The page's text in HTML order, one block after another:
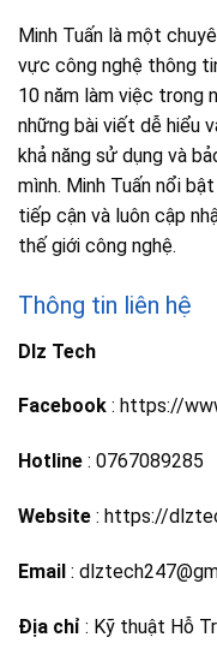
Minh Tuấn là một
vực công nghệ thông
10 năm làm việc trong
những bài viết dễ hiểu
khả năng sử dụng và
mình. Minh Tuấn nổi
tiếp cận và luôn cập
thế giới công nghệ.
Thông tin liên hệ
Dlz Tech
Facebook : https://
Hotline : 0767089285
Website : https://
Email :
Địa chỉ : Kỹ thuật Hỗ